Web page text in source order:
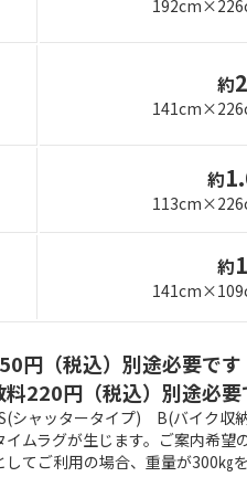
約2
約
約1
円（税込）別途必要です
220円（税込）別途必要
ャッタータイプ) B(バイク収
ムラグが生じます。ご案内希望
てご利用の場合、重量が300㎏